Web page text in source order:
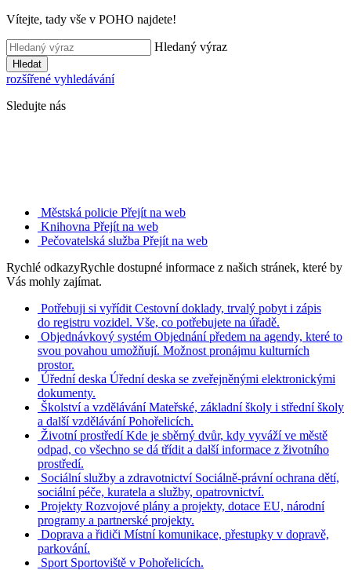
Vítejte, tady vše v POHO najdete!
Hledaný výraz
Hledat
rozšířené vyhledávání
Sledujte nás
Městská policie Přejít na web
Knihovna Přejít na web
Pečovatelská služba Přejít na web
Rychlé odkazyRychle dostupné informace z našich stránek, které by
Vás mohly zajímat.
Potřebuji si vyřídit Cestovní doklady, trvalý pobyt i zápis
do registru vozidel. Vše, co potřebujete na úřadě.
Objednávkový systém Objednání předem na agendy, které to
svou povahou umožňují. Možnost pronájmu kulturních
prostor.
Úřední deska Úřední deska se zveřejněnými elektronickými
dokumenty.
Školství a vzdělávání Mateřské, základní školy i střední školy
a další vzdělávání Pohořelicích.
Životní prostředí Kde je sběrný dvůr, kdy vyváží ve městě
odpad, co všechno se dá třídit a další informace z životního
prostředí.
Sociální služby a zdravotnictví Sociálně-právní ochrana dětí,
sociální péče, kuratela a služby, opatrovnictví.
Projekty Rozvojové plány a projekty, dotace EU, národní
programy a partnerské projekty.
Doprava a řidiči Místní komunikace, přestupky v dopravě,
parkování.
Sport Sportoviště v Pohořelicích.